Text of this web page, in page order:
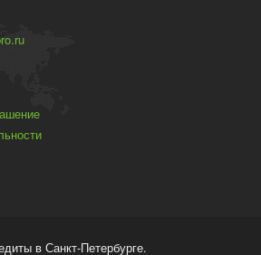
в Санкт-Петербурге.